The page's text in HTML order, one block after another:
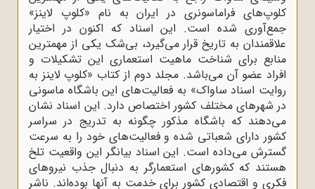
کلوپ‌های فراماسونری در ایران به نام «کلوپ لاینز»
جمع‌آوری شده است. این اسناد که اکنون در اختیار
علاقمندان به تاریخ قرار می‌گیرد، بی‌شک یکی از مهمترین
منابع برای شناخت ماهیت استعماری این تشکیلات و
افراد عضو آن می‌باشد. مجلد دوم از کتاب «کلوپ لاینز به
روایت اسناد ساواک» به فعالیت‌های این باشگاه ماسونی
در شهرهای مختلف کشور اختصاص دارد. این اسناد نشان
می‌دهند که باشگاه مذکور چگونه به تدریج در سراسر
کشور دارای شعباتی شده و فعالیت‌های خود را به سرعت
گسترش می‌داده است. این اسناد بیانگر این واقعیت تلخ
هستند که کشورهای استعمارگر به دنبال جذب نیروهای
فکری و اقتصادی کشور برای خدمت به آنها بوده‌اند. ناشر